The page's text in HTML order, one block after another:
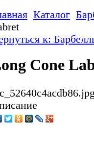
Каталог
к:
Cone